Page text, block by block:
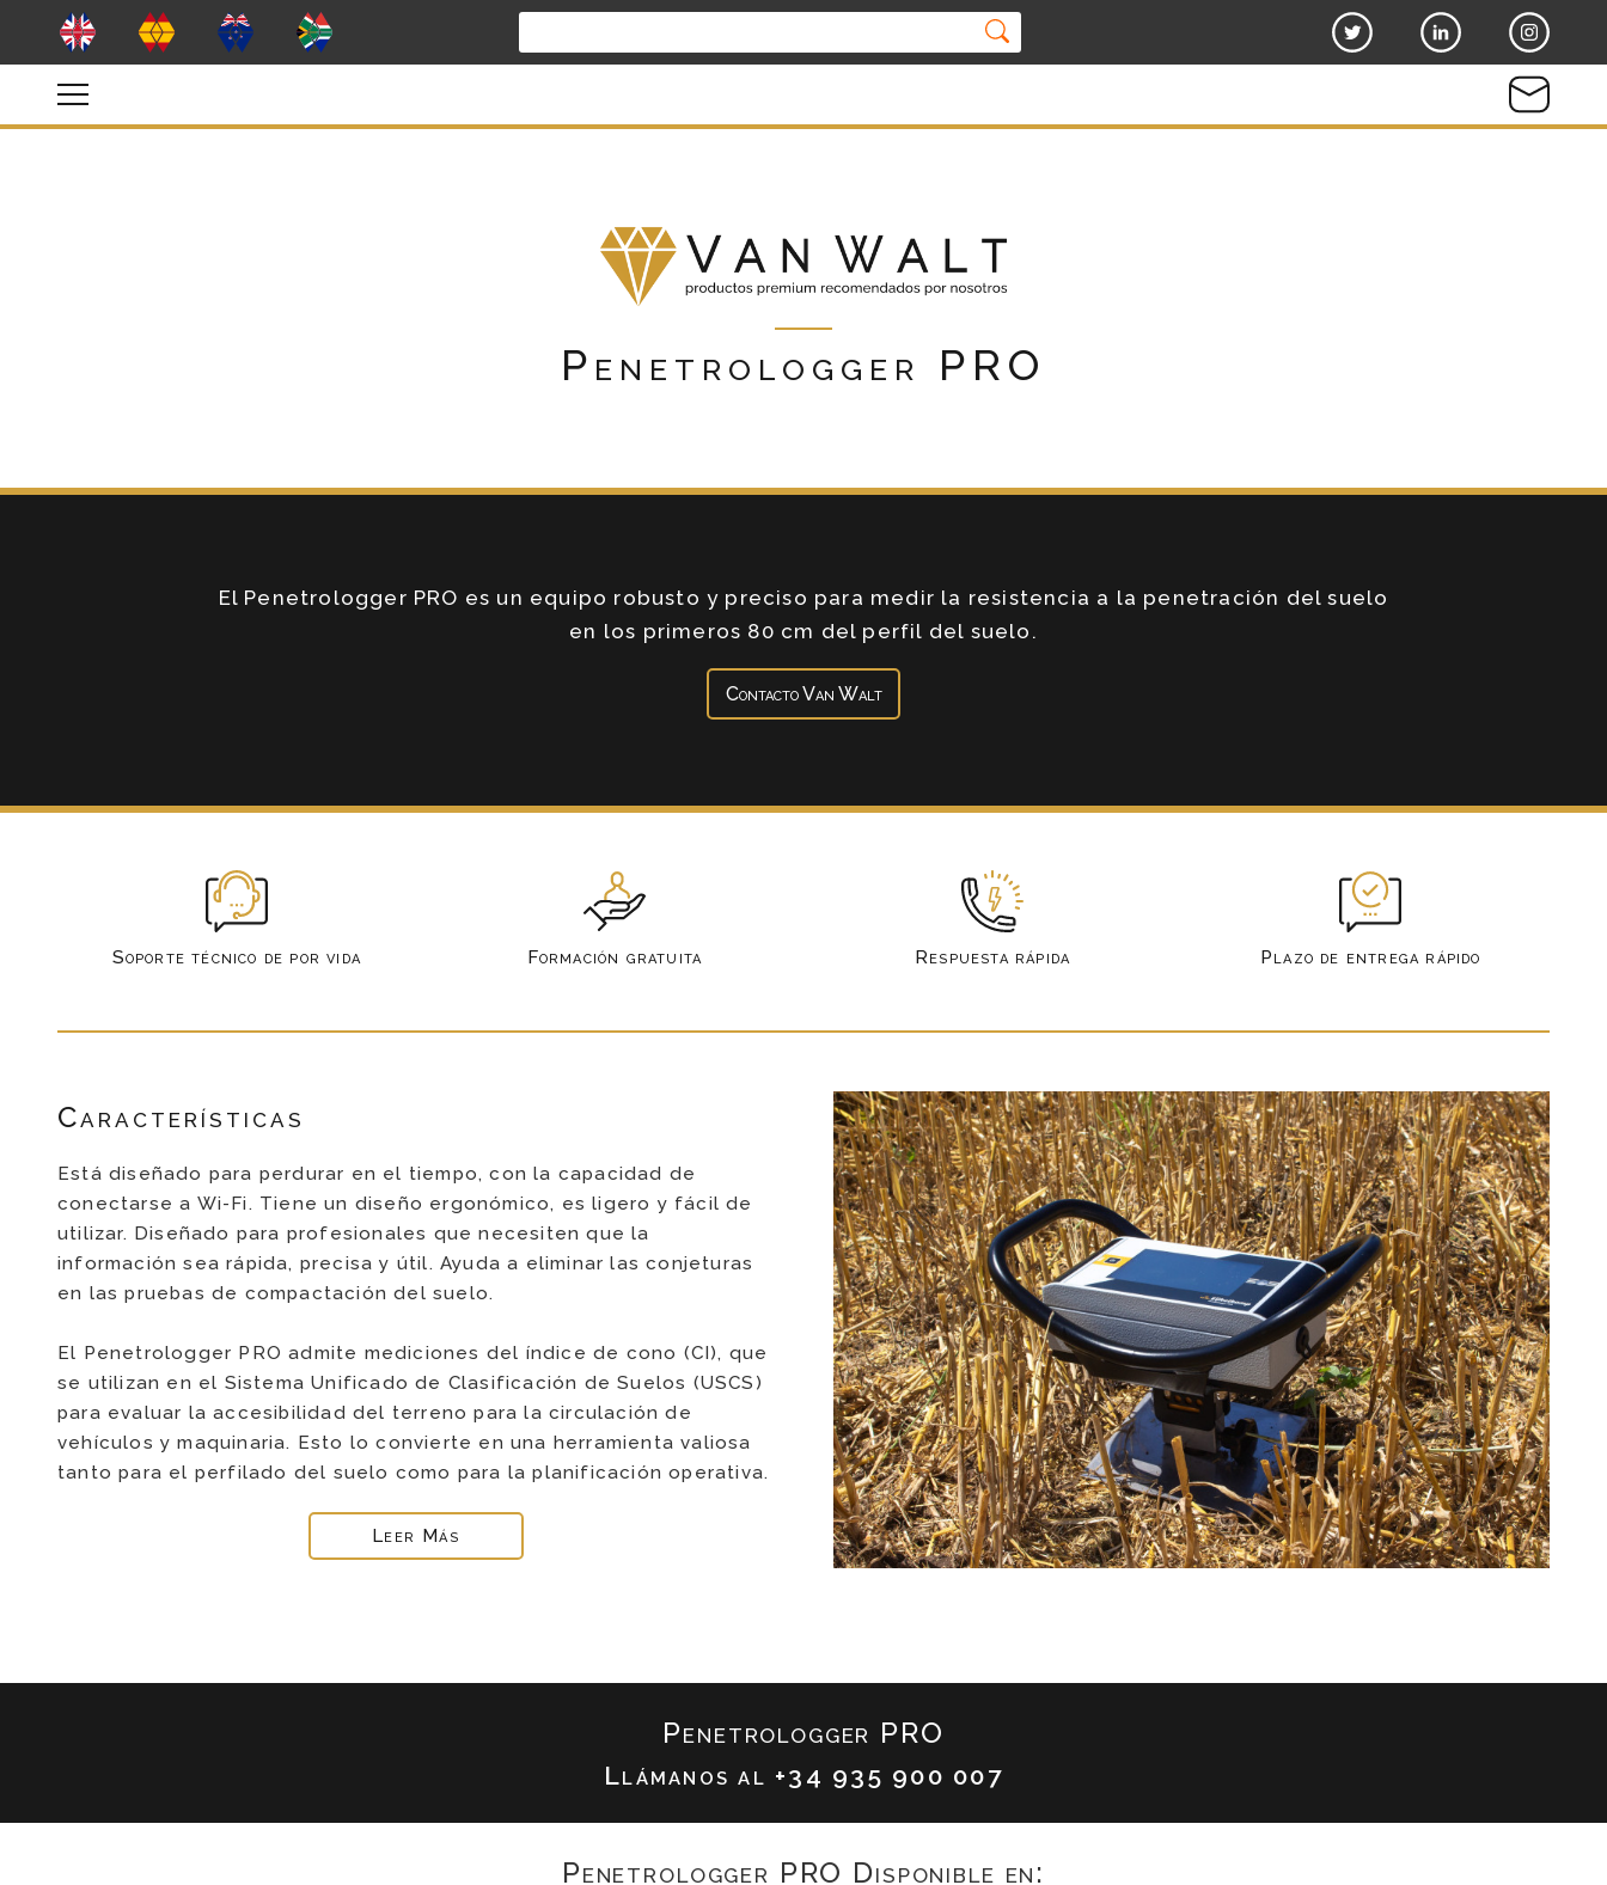
Penetrologger PRO
El Penetrologger PRO es un equipo robusto y preciso para medir la resistencia a la penetración del suelo
en los primeros 80 cm del perfil del suelo.
Contacto Van Walt
Soporte técnico de por vida Formación gratuita Respuesta rápida Plazo de entrega rápido
Características
Está diseñado para perdurar en el tiempo, con la capacidad de
conectarse a Wi-Fi. Tiene un diseño ergonómico, es ligero y fácil de
utilizar. Diseñado para profesionales que necesiten que la
información sea rápida, precisa y útil. Ayuda a eliminar las conjeturas
en las pruebas de compactación del suelo.
El Penetrologger PRO admite mediciones del índice de cono (CI), que
se utilizan en el Sistema Unificado de Clasificación de Suelos (USCS)
para evaluar la accesibilidad del terreno para la circulación de
vehículos y maquinaria. Esto lo convierte en una herramienta valiosa
tanto para el perfilado del suelo como para la planificación operativa.
Leer Más
Penetrologger PRO
Llámanos al +34 935 900 007
Penetrologger PRO Disponible en: